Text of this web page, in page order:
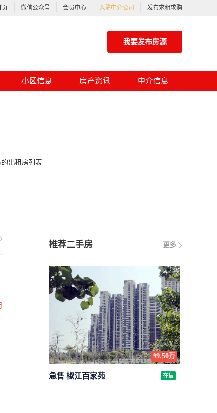
页 微信公众号 会员中心 入驻中介公司 发布求租求购
我要发布房源
小区信息 房产资讯 中介信息
的出租房列表
更多
推荐二手房
99.50万
急售 椒江百家苑 在售